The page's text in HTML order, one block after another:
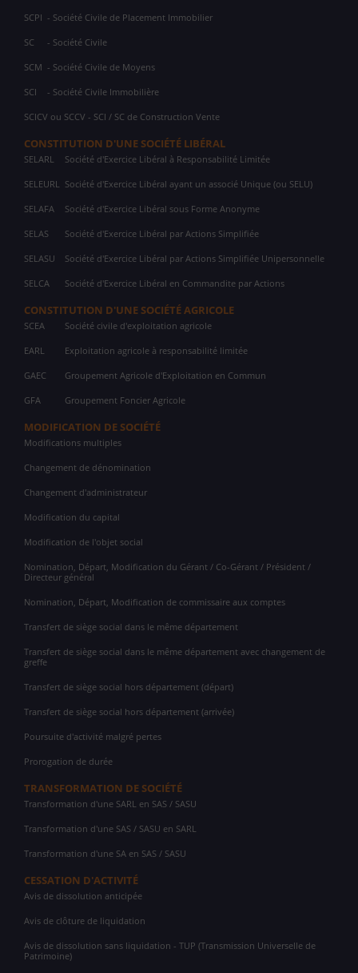
SCPI - Société Civile de Placement Immobilier
SC - Société Civile
SCM - Société Civile de Moyens
SCI - Société Civile Immobilière
SCICV ou SCCV - SCI / SC de Construction Vente
CONSTITUTION D'UNE SOCIÉTÉ LIBÉRAL
SELARL Société d'Exercice Libéral à Responsabilité Limitée
SELEURL Société d'Exercice Libéral ayant un associé Unique (ou SELU)
SELAFA Société d'Exercice Libéral sous Forme Anonyme
SELAS Société d'Exercice Libéral par Actions Simplifiée
SELASU Société d'Exercice Libéral par Actions Simplifiée Unipersonnelle
SELCA Société d'Exercice Libéral en Commandite par Actions
CONSTITUTION D'UNE SOCIÉTÉ AGRICOLE
SCEA Société civile d'exploitation agricole
EARL Exploitation agricole à responsabilité limitée
GAEC Groupement Agricole d'Exploitation en Commun
GFA Groupement Foncier Agricole
MODIFICATION DE SOCIÉTÉ
Modifications multiples
Changement de dénomination
Changement d'administrateur
Modification du capital
Modification de l'objet social
Nomination, Départ, Modification du Gérant / Co-Gérant / Président /
Directeur général
Nomination, Départ, Modification de commissaire aux comptes
Transfert de siège social dans le même département
Transfert de siège social dans le même département avec changement de
greffe
Transfert de siège social hors département (départ)
Transfert de siège social hors département (arrivée)
Poursuite d'activité malgré pertes
Prorogation de durée
TRANSFORMATION DE SOCIÉTÉ
Transformation d'une SARL en SAS / SASU
Transformation d'une SAS / SASU en SARL
Transformation d'une SA en SAS / SASU
CESSATION D'ACTIVITÉ
Avis de dissolution anticipée
Avis de clôture de liquidation
Avis de dissolution sans liquidation - TUP (Transmission Universelle de
Patrimoine)